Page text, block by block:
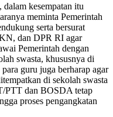
kesempatan itu
meminta Pemerintah
serta bersurat
dan DPR RI agar
Pemerintah dengan
swasta, khususnya di
guru juga berharap agar
di sekolah swasta
PTT dan BOSDA tetap
proses pengangkatan